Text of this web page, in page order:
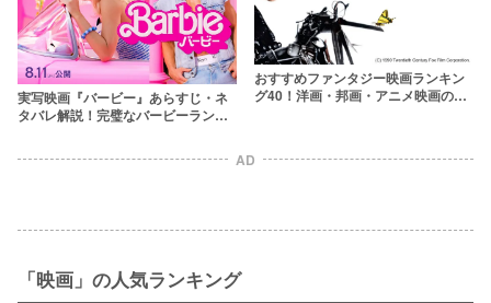
実写映画『バービー』あらすじ・ネ
タバレ解説！完璧なバービーランド
おすすめファンタジー映画ランキン
グ40！洋画・邦画・アニメ映画の名
AD
「映画」の人気ランキング